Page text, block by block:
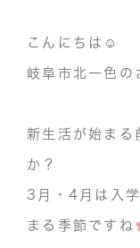
こんにちは☺︎
岐阜市北一色の
新生活が始まる
か？
3月・4月は入
まる季節ですね